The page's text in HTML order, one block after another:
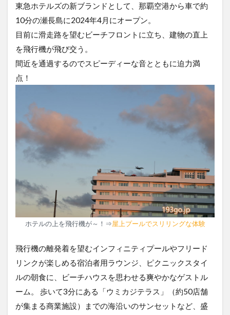
東急ホテルズの新ブランドとして、那覇空港から車で約
10分の瀬長島に2024年4月にオープン。
目前に滑走路を望むビーチフロントに立ち、建物の直上
を飛行機が飛び交う。
間近を通過するのでスピーディーな音とともに迫力満
点！
ホテルの上を飛行機が～！⇒屋上プールでスリリングな体験
飛行機の離発着を望むインフィニティプールやフリード
リンクが楽しめる宿泊者用ラウンジ、ピクニックスタイ
ルの朝食に、ビーチハウスを思わせる爽やかなゲストル
ーム。 歩いて3分にある「ウミカジテラス」（約50店舗
が集まる商業施設）までの海沿いのサンセットなど、盛